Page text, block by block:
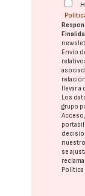
Envío
llevar
Los
grupo
nuestro
se